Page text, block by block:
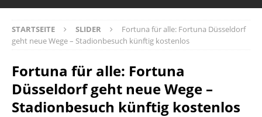
STARTSEITE SLIDER
Fortuna für alle: Fortuna Düsseldorf
geht neue Wege – Stadionbesuch künftig kostenlos
Fortuna für alle: Fortuna
Düsseldorf geht neue Wege –
Stadionbesuch künftig kostenlos